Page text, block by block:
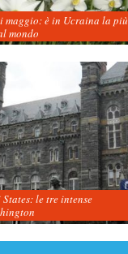
maggio: è in Ucraina la più
mondo
le tre intense